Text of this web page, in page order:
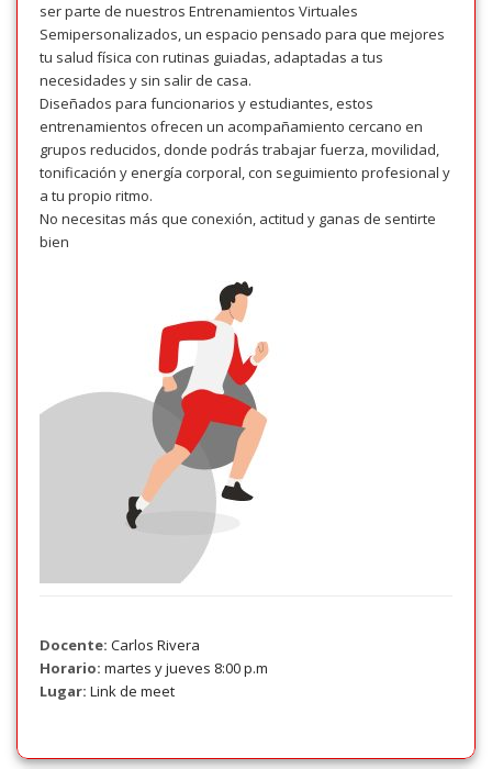
ser parte de nuestros Entrenamientos Virtuales
Semipersonalizados, un espacio pensado para que mejores
tu salud física con rutinas guiadas, adaptadas a tus
necesidades y sin salir de casa.
Diseñados para funcionarios y estudiantes, estos
entrenamientos ofrecen un acompañamiento cercano en
grupos reducidos, donde podrás trabajar fuerza, movilidad,
tonificación y energía corporal, con seguimiento profesional y
a tu propio ritmo.
No necesitas más que conexión, actitud y ganas de sentirte
bien
Docente: Carlos Rivera
Horario: martes y jueves 8:00 p.m
Lugar: Link de meet